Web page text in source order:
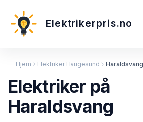
Elektrikerpris.no
Hjem Elektriker Haugesund Haraldsvang
Elektriker på
Haraldsvang